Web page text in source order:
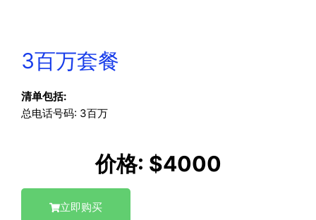
3百万套餐
清单包括:
总电话号码: 3百万
价格: $4000
立即购买